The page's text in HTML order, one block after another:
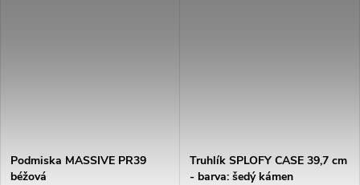
Podmiska MASSIVE PR39
béžová
Truhlík SPLOFY CASE 39,7 cm
- barva: šedý kámen